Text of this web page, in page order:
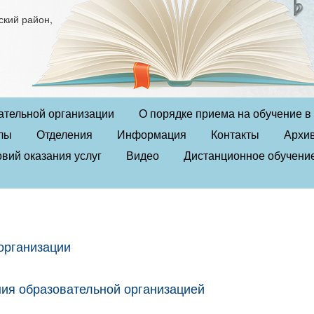
район,
организации
О порядке приема на обучение
Отделения Информация Контакты
оказания услуг
Видео Дистанционное
образовательной организацией